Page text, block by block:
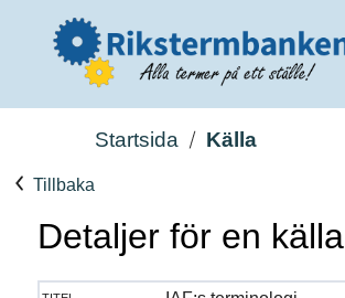
Startsida Källa
Tillbaka
Detaljer för en källa